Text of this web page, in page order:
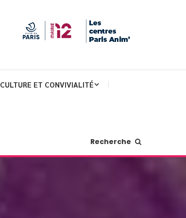
CULTURE ET CONVIVIALITÉ
Recherche